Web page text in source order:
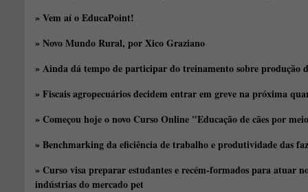
» Vem aí o EducaPoint!
» Novo Mundo Rural, por Xico Graziano
» Ainda dá tempo de participar do treinamento sobre produção
» Fiscais agropecuários decidem entrar em greve na próxima
» Começou hoje o novo Curso Online "Educação de cães por
» Benchmarking da eficiência de trabalho e produtividade das
» Curso visa preparar estudantes e recém-formados para atuar
indústrias do mercado pet